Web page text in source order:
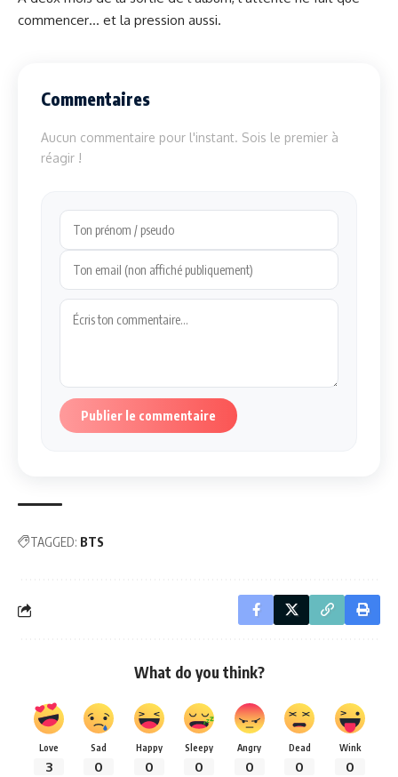
commencer… et la pression aussi.
Commentaires
Aucun commentaire pour l'instant. Sois le premier à
réagir !
Publier le commentaire
TAGGED: BTS
What do you think?
Love
3
Sad
0
Happy
0
Sleepy
0
Angry
0
Dead
0
Wink
0